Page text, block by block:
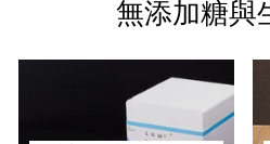
無添加糖與